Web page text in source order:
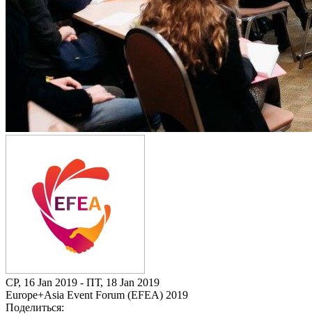
СР, 16 Jan 2019 - ПТ, 18 Jan 2019
Europe+Asia Event Forum (EFEA) 2019
Поделиться: